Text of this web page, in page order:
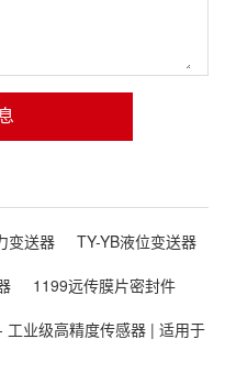
变送器
TY-YB液位变送器
1199远传膜片密封件
业级高精度传感器 | 适用于